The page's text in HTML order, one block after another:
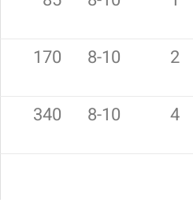
8-10
170
150
8-10
340
150/270